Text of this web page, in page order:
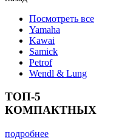
Посмотреть все
Yamaha
Kawai
Samick
Petrof
Wendl & Lung
ТОП-5
КОМПАКТНЫХ
подробнее